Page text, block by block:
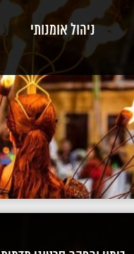
ניהול אומנותי